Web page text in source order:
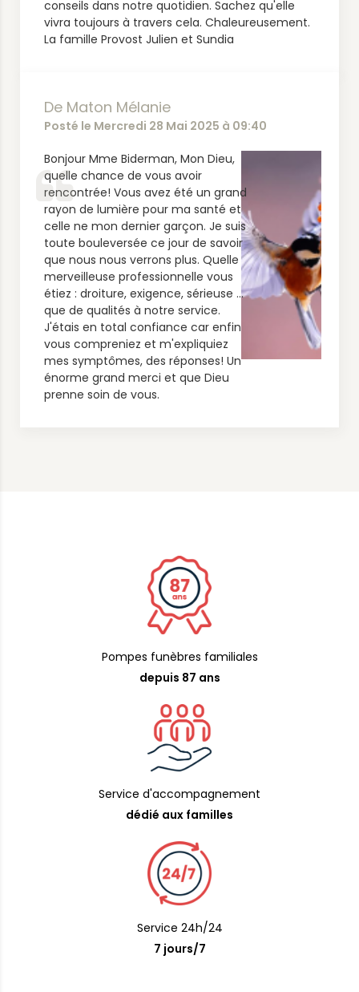
conseils dans notre quotidien. Sachez qu'elle
vivra toujours à travers cela. Chaleureusement.
La famille Provost Julien et Sundia
De Maton Mélanie
Posté le Mercredi 28 Mai 2025 à 09:40
Bonjour Mme Biderman, Mon Dieu,
quelle chance de vous avoir
rencontrée! Vous avez été un grand
rayon de lumière pour ma santé et
celle ne mon dernier garçon. Je suis
toute bouleversée ce jour de savoir
que nous nous verrons plus. Quelle
merveilleuse professionnelle vous
étiez : droiture, exigence, sérieuse ...
que de qualités à notre service.
J'étais en total confiance car enfin
vous compreniez et m'expliquiez
mes symptômes, des réponses! Un
énorme grand merci et que Dieu
prenne soin de vous.
Pompes funèbres familiales
depuis 87 ans
Service d'accompagnement
dédié aux familles
Service 24h/24
7 jours/7